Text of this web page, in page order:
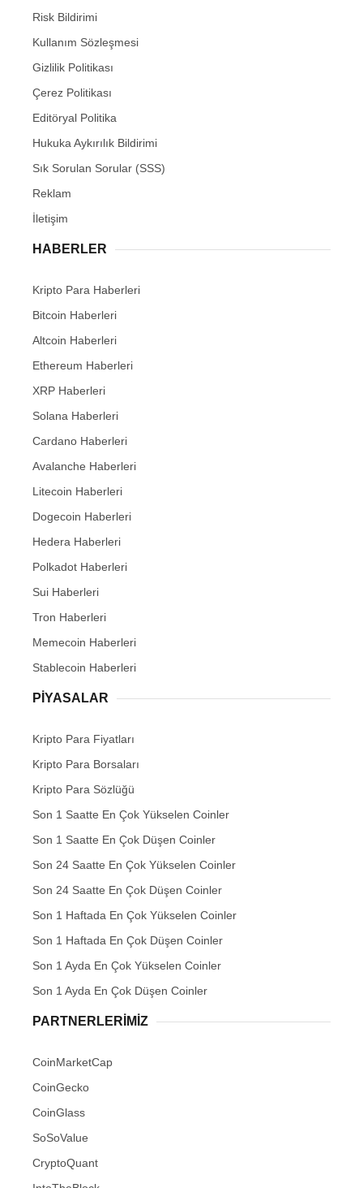
Risk Bildirimi
Kullanım Sözleşmesi
Gizlilik Politikası
Çerez Politikası
Editöryal Politika
Hukuka Aykırılık Bildirimi
Sık Sorulan Sorular (SSS)
Reklam
İletişim
HABERLER
Kripto Para Haberleri
Bitcoin Haberleri
Altcoin Haberleri
Ethereum Haberleri
XRP Haberleri
Solana Haberleri
Cardano Haberleri
Avalanche Haberleri
Litecoin Haberleri
Dogecoin Haberleri
Hedera Haberleri
Polkadot Haberleri
Sui Haberleri
Tron Haberleri
Memecoin Haberleri
Stablecoin Haberleri
PIYASALAR
Kripto Para Fiyatları
Kripto Para Borsaları
Kripto Para Sözlüğü
Son 1 Saatte En Çok Yükselen Coinler
Son 1 Saatte En Çok Düşen Coinler
Son 24 Saatte En Çok Yükselen Coinler
Son 24 Saatte En Çok Düşen Coinler
Son 1 Haftada En Çok Yükselen Coinler
Son 1 Haftada En Çok Düşen Coinler
Son 1 Ayda En Çok Yükselen Coinler
Son 1 Ayda En Çok Düşen Coinler
PARTNERLERIMIZ
CoinMarketCap
CoinGecko
CoinGlass
SoSoValue
CryptoQuant